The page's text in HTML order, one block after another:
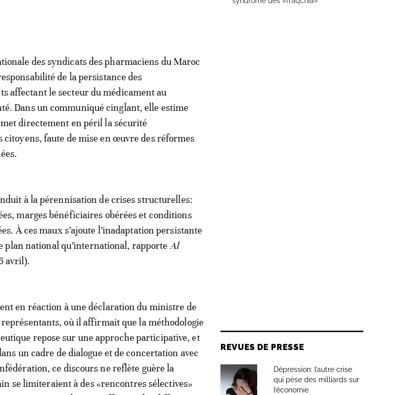
des syndicats des pharmaciens du Maroc
de la persistance des
affectant le secteur du médicament au
Dans un communiqué cinglant, elle estime
directement en péril la sécurité
faute de mise en œuvre des réformes
à la pérennisation de crises structurelles:
marges bénéficiaires obérées et conditions
À ces maux s’ajoute l’inadaptation persistante
plan national qu’international, rapporte Al
avril).
en réaction à une déclaration du ministre de
où il affirmait que la méthodologie
repose sur une approche participative, et
un cadre de dialogue et de concertation avec
ce discours ne reflète guère la
se limiteraient à des «rencontres sélectives»
REVUES DE PRESSE
Dépression: l’autre crise
qui pèse des milliards sur
l’économie